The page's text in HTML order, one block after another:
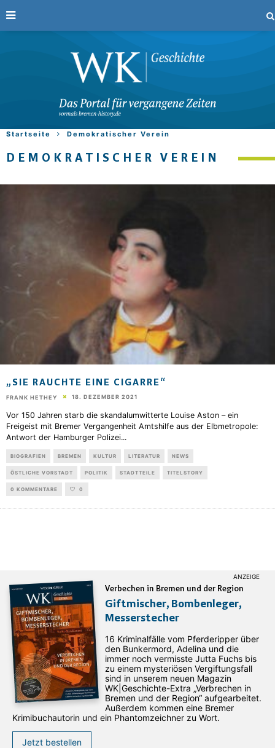
Startseite Demokratischer Verein
DEMOKRATISCHER VEREIN
„SIE RAUCHTE EINE CIGARRE“
FRANK HETHEY 18. DEZEMBER 2021
Vor 150 Jahren starb die skandalumwitterte Louise Aston – ein
Freigeist mit Bremer Vergangenheit Amtshilfe aus der Elbmetropole:
Antwort der Hamburger Polizei...
BIOGRAFIEN BREMEN KULTUR LITERATUR NEWS
ÖSTLICHE VORSTADT POLITIK STADTTEILE TITELSTORY
0 KOMMENTARE 0
Verbechen in Bremen und der Region
Giftmischer, Bombenleger,
Messerstecher
16 Kriminalfälle vom Pferderipper über
den Bunkermord, Adelina und die
immer noch vermisste Jutta Fuchs bis
zu einem mysteriösen Vergiftungsfall
sind in unserem neuen Magazin
WK|Geschichte-Extra „Verbrechen in
Bremen und der Region“ aufgearbeitet.
Außerdem kommen eine Bremer
Krimibuchautorin und ein Phantomzeichner zu Wort.
Jetzt bestellen